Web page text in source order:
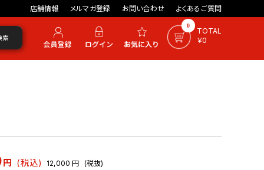
店舗情報 メルマガ登録 お問い合わせ よくあるご質問
0
TOTAL
￥0
索
円 (税込) 12,000 円 (税抜)